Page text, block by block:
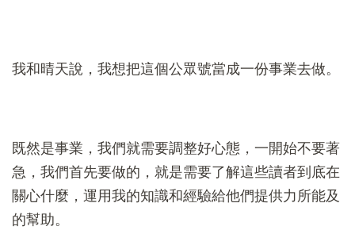
我和晴天說，我想把這個公眾號當成一份事業去做。
既然是事業，我們就需要調整好心態，一開始不要著
急，我們首先要做的，就是需要了解這些讀者到底在
關心什麼，運用我的知識和經驗給他們提供力所能及
的幫助。